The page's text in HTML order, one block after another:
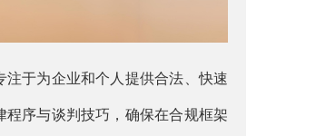
于为企业和个人提供合法、快速
序与谈判技巧，确保在合规框架